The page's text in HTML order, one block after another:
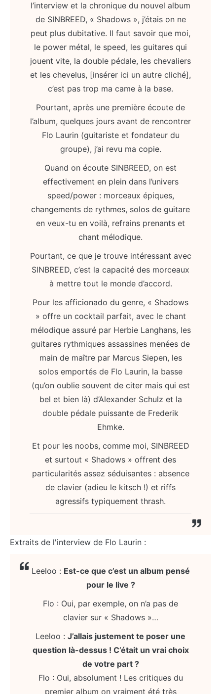
l’interview et la chronique du nouvel album
de SINBREED, « Shadows », j’étais on ne
peut plus dubitative. Il faut savoir que moi,
le power métal, le speed, les guitares qui
jouent vite, la double pédale, les chevaliers
et les chevelus, [insérer ici un autre cliché],
c’est pas trop ma came à la base.
Pourtant, après une première écoute de
l’album, quelques jours avant de rencontrer
Flo Laurin (guitariste et fondateur du
groupe), j’ai revu ma copie.
Quand on écoute SINBREED, on est
effectivement en plein dans l’univers
speed/power : morceaux épiques,
changements de rythmes, solos de guitare
en veux-tu en voilà, refrains prenants et
chant mélodique.
Pourtant, ce que je trouve intéressant avec
SINBREED, c’est la capacité des morceaux
à mettre tout le monde d’accord.
Pour les afficionado du genre, « Shadows
» offre un cocktail parfait, avec le chant
mélodique assuré par Herbie Langhans, les
guitares rythmiques assassines menées de
main de maître par Marcus Siepen, les
solos emportés de Flo Laurin, la basse
(qu’on oublie souvent de citer mais qui est
bel et bien là) d’Alexander Schulz et la
double pédale puissante de Frederik
Ehmke.
Et pour les noobs, comme moi, SINBREED
et surtout « Shadows » offrent des
particularités assez séduisantes : absence
de clavier (adieu le kitsch !) et riffs
agressifs typiquement thrash.
Extraits de l'interview de Flo Laurin :
Leeloo : Est-ce que c’est un album pensé
pour le live ?
Flo : Oui, par exemple, on n’a pas de
clavier sur « Shadows »…
Leeloo : J’allais justement te poser une
question là-dessus ! C’était un vrai choix
de votre part ?
Flo : Oui, absolument ! Les critiques du
premier album on vraiment été très